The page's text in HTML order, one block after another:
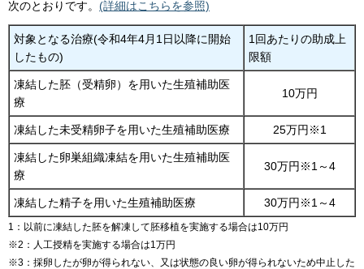
次のとおりです。 (詳細はこちらを参照)
対象となる治療(令和4年4月1日以降に開始
したもの)
1回あたりの助成上
限額
凍結した胚（受精卵）を用いた生殖補助医
療
10万円
凍結した未受精卵子を用いた生殖補助医療 25万円※1
凍結した卵巣組織凍結を用いた生殖補助医
療
30万円※1～4
凍結した精子を用いた生殖補助医療 30万円※1～4
1：以前に凍結した胚を解凍して胚移植を実施する場合は10万円
※2：人工授精を実施する場合は1万円
※3：採卵したが卵が得られない、又は状態の良い卵が得られないため中止した